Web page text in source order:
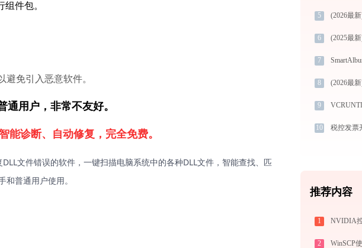
件包。
免引入恶意软件。
用户，非常不友好。
能诊断、自动修复，完全免费。
文件错误的软件，一键扫描电脑系统中的各种DLL文件，智能查找、匹
普通用户使用。
5
6
7
8
9
10
推荐内容
1
2